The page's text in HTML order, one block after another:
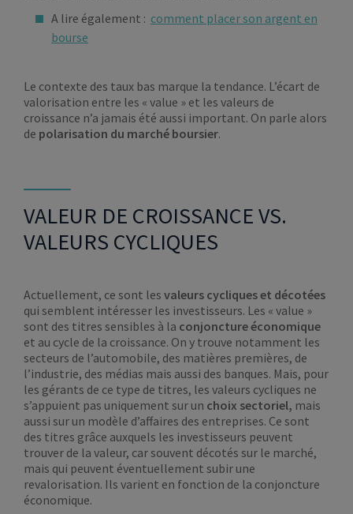
A lire également : comment placer son argent en
bourse
Le contexte des taux bas marque la tendance. L’écart de
valorisation entre les « value » et les valeurs de
croissance n’a jamais été aussi important. On parle alors
de polarisation du marché boursier.
VALEUR DE CROISSANCE VS.
VALEURS CYCLIQUES
Actuellement, ce sont les valeurs cycliqueset décotées
qui semblent intéresser les investisseurs. Les « value »
sont des titres sensibles à la conjoncture économique
et au cycle de la croissance. On y trouve notamment les
secteurs de l’automobile, des matières premières, de
l’industrie, des médias mais aussi des banques. Mais, pour
les gérants de ce type de titres, les valeurs cycliques ne
s’appuient pas uniquement sur un choix sectoriel, mais
aussi sur un modèle d’affaires des entreprises. Ce sont
des titres grâce auxquels les investisseurs peuvent
trouver de la valeur, car souvent décotés sur le marché,
mais qui peuvent éventuellement subir une
revalorisation. Ils varient en fonction de la conjoncture
économique.